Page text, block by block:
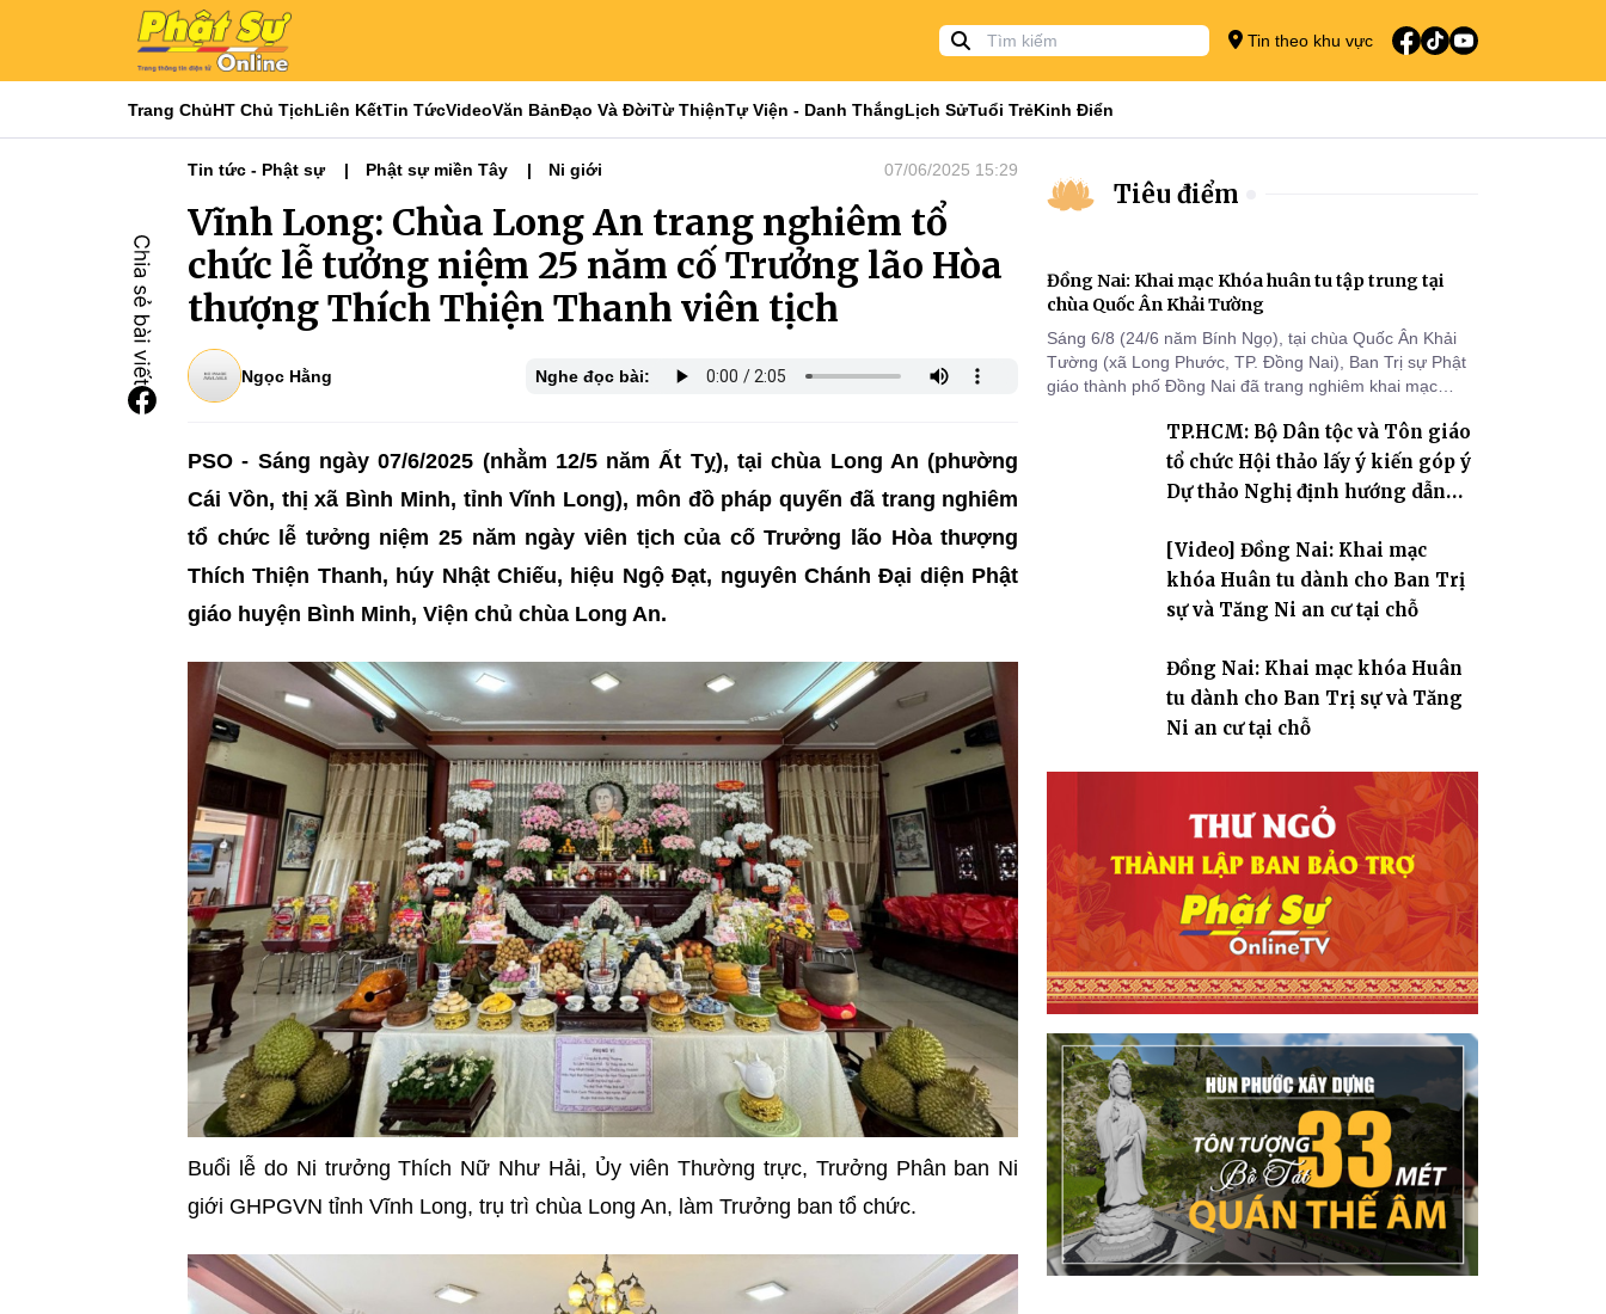
Tin theo khu vực
Trang ChủHT Chủ TịchLiên KếtTin TứcVideoVăn BảnĐạo Và ĐờiTừ ThiệnTự Viện - Danh ThắngLịch SửTuổi TrẻKinh Điển
Tin tức - Phật sự Phật sự miền Tây Ni giới 07/06/2025 15:29
Vĩnh Long: Chùa Long An trang nghiêm tổ
chức lễ tưởng niệm 25 năm cố Trưởng lão Hòa
thượng Thích Thiện Thanh viên tịch
Ngọc Hằng Nghe đọc bài:
PSO - Sáng ngày 07/6/2025 (nhằm 12/5 năm Ất Tỵ), tại chùa Long An (phường
Cái Vồn, thị xã Bình Minh, tỉnh Vĩnh Long), môn đồ pháp quyến đã trang nghiêm
tổ chức lễ tưởng niệm 25 năm ngày viên tịch của cố Trưởng lão Hòa thượng
Thích Thiện Thanh, húy Nhật Chiếu, hiệu Ngộ Đạt, nguyên Chánh Đại diện Phật
giáo huyện Bình Minh, Viện chủ chùa Long An.
Buổi lễ do Ni trưởng Thích Nữ Như Hải, Ủy viên Thường trực, Trưởng Phân ban Ni
giới GHPGVN tỉnh Vĩnh Long, trụ trì chùa Long An, làm Trưởng ban tổ chức.
Tiêu điểm
Đồng Nai: Khai mạc Khóa huân tu tập trung tại
chùa Quốc Ân Khải Tường
Sáng 6/8 (24/6 năm Bính Ngọ), tại chùa Quốc Ân Khải
Tường (xã Long Phước, TP. Đồng Nai), Ban Trị sự Phật
giáo thành phố Đồng Nai đã trang nghiêm khai mạc
2570 dành cho chư Tăng hành giả an cư tại chỗ khu vực
VII, VIII và trường hạ chùa Quốc Ân Khải Tường.
TP.HCM: Bộ Dân tộc và Tôn giáo
tổ chức Hội thảo lấy ý kiến góp ý
Dự thảo Nghị định hướng dẫn
giáo
[Video] Đồng Nai: Khai mạc
khóa Huân tu dành cho Ban Trị
sự và Tăng Ni an cư tại chỗ
Đồng Nai: Khai mạc khóa Huân
tu dành cho Ban Trị sự và Tăng
Ni an cư tại chỗ